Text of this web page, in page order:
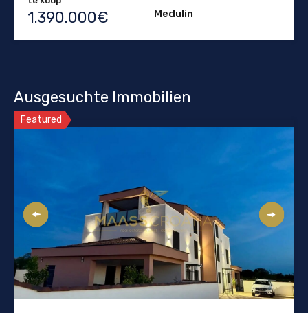
1.390.000€ Medulin
Ausgesuchte Immobilien
Featured